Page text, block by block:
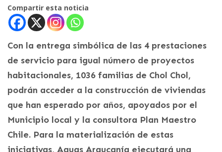
Compartir esta noticia
Con la entrega simbólica de las 4 prestaciones
de servicio para igual número de proyectos
habitacionales, 1036 familias de Chol Chol,
podrán acceder a la construcción de viviendas
que han esperado por años, apoyados por el
Municipio local y la consultora Plan Maestro
Chile. Para la materialización de estas
iniciativas, Aguas Araucanía ejecutará una